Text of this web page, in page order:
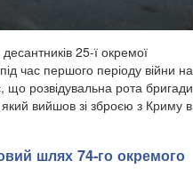
25-ї окремої
час першого періоду війни на
розвідувальна рота бригади
вийшов зі зброєю з Криму в
шлях 74-го окремого